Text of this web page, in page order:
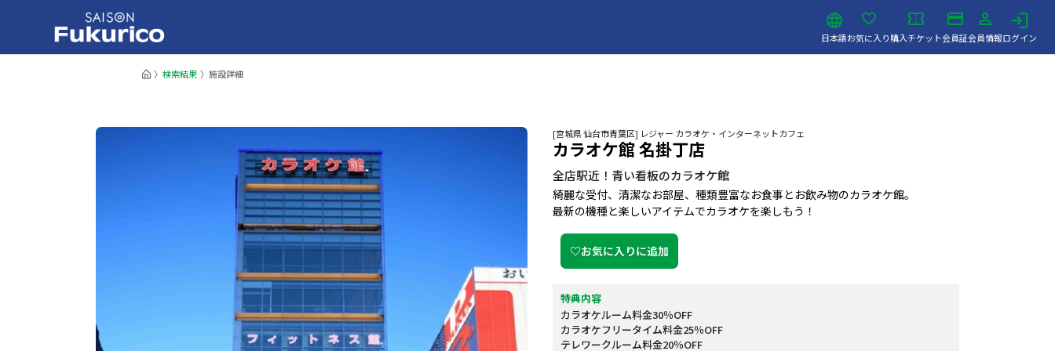
日本語お気に入り購入チケット会員証会員情報ログイン
検索結果 施設詳細
[宮城県 仙台市青葉区] レジャー カラオケ・インターネットカフェ
カラオケ館 名掛丁店
全店駅近！青い看板のカラオケ館
綺麗な受付、清潔なお部屋、種類豊富なお食事とお飲み物のカラオケ館。
最新の機種と楽しいアイテムでカラオケを楽しもう！
♡お気に入りに追加
特典内容
カラオケルーム料金30％OFF
カラオケフリータイム料金25％OFF
テレワークルーム料金20％OFF